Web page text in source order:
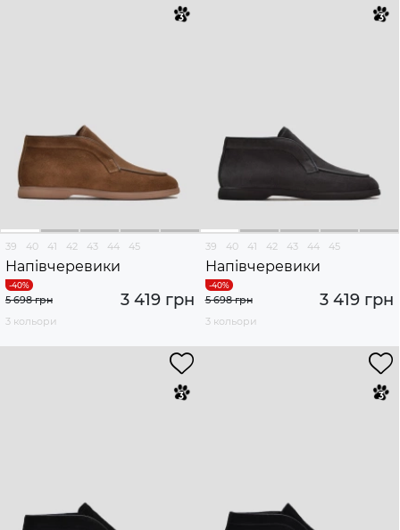
39 40 41 42 43 44 45
Напівчеревики
3 419 грн
5 698 грн
3 кольори
39 40 41 42 43 44 45
Напівчеревики
3 419 грн
5 698 грн
3 кольори